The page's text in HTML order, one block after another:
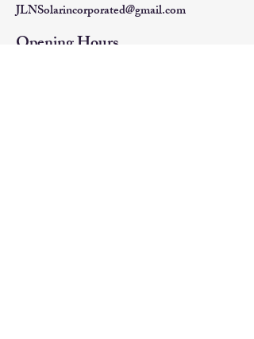
JLNSolarincorporated@gmail.com
Opening Hours